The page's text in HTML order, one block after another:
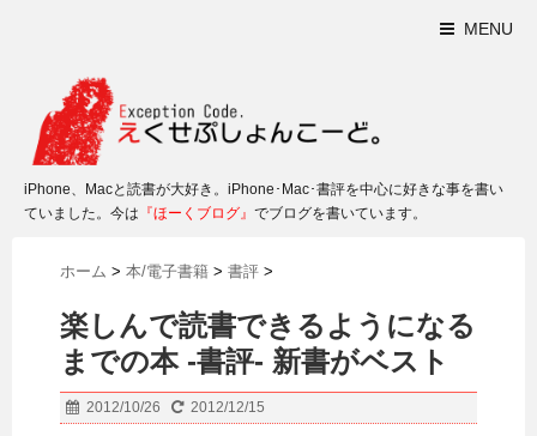
MENU
iPhone、Macと読書が大好き。iPhone･Mac･書評を中心に好きな事を書い
ていました。今は 『ほーくブログ』 でブログを書いています。
ホーム > 本/電子書籍 > 書評 >
楽しんで読書できるようになる
までの本 -書評- 新書がベスト
2012/10/26 2012/12/15